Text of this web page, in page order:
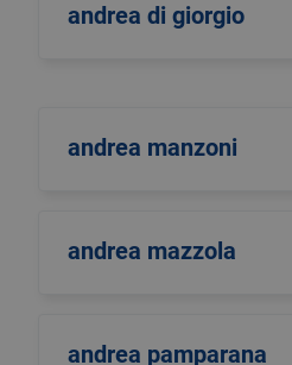
andrea di giorgio
andrea manzoni
andrea mazzola
andrea pamparana